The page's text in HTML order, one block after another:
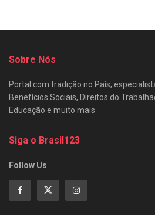
Sobre Nós
Portal com tradição no País,
Benefícios Sociais, Direitos do
Educação e muito mais
Siga o Brasil123
Follow Us